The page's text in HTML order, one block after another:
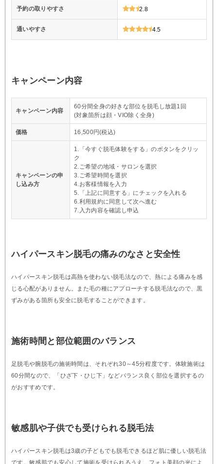
予約の取りやすさ 2.8
通いやすさ 4.5
キャンペーン内容
キャンペーン内容
60分間全身の好きな部位を脱毛し放題1回
(対象箇所は顔・VIO除く全身)
価格 16,500円(税込)
キャンペーンの申
し込み方
1.「今すぐ脱毛体験をする」のボタンをクリッ
ク
2.ご希望の地域・サロンを選択
3.ご希望時間を選択
4.お客様情報を入力
5.「上記に同意する」にチェックを入れる
6.利用規約に同意して次へ進む
7.入力内容を確認し申込
ハイパースキン脱毛の痛みのなさと安全性
ハイパースキン脱毛は高熱を使わない脱毛法なので、熱による痛みを感
じる心配がありません。また毛の種にアプローチする脱毛法なので、黒
ずみがある箇所も安全に脱毛することができます。
施術時間と部位範囲のバランス
足脱毛や腕脱毛の施術時間は、それぞれ30～45分程度です。体験施術は
60分間なので、「ひざ下・ひじ下」などバランス良く部位を選択するの
がおすすめです。
敏感肌や子供でも受けられる脱毛法
ハイパースキン脱毛は3歳の子どもでも脱毛できるほど肌に優しい脱毛法
です。敏感肌でも安心して施術を受けられるうえ、フォト美顔の光によ